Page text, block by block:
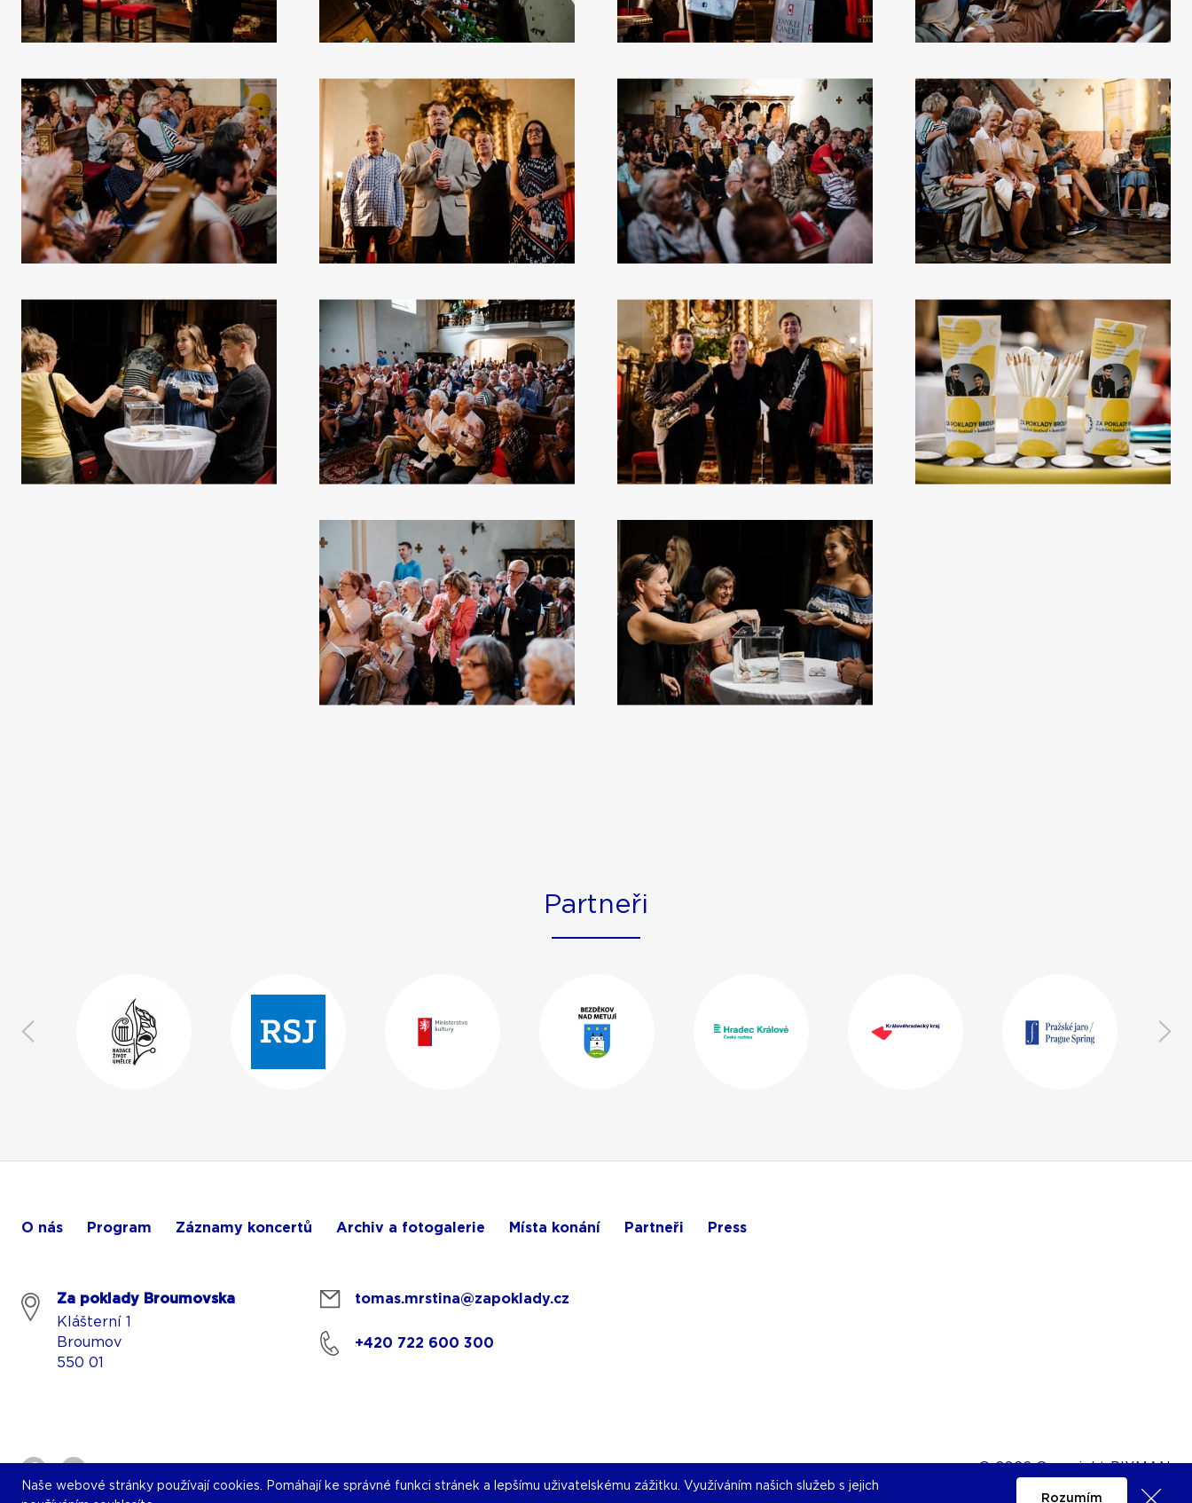
Partneři
O nás Program Záznamy koncertů Archiv a fotogalerie Místa konání Partneři Press
Za poklady Broumovska
Klášterní 1
Broumov
550 01
tomas.mrstina@zapoklady.cz
+420 722 600 300
© 2026 Copyright PIXMAN
Naše webové stránky používají cookies. Pomáhají ke správné funkci stránek a lepšímu uživatelskému zážitku. Využíváním našich služeb s jejich
Rozumím